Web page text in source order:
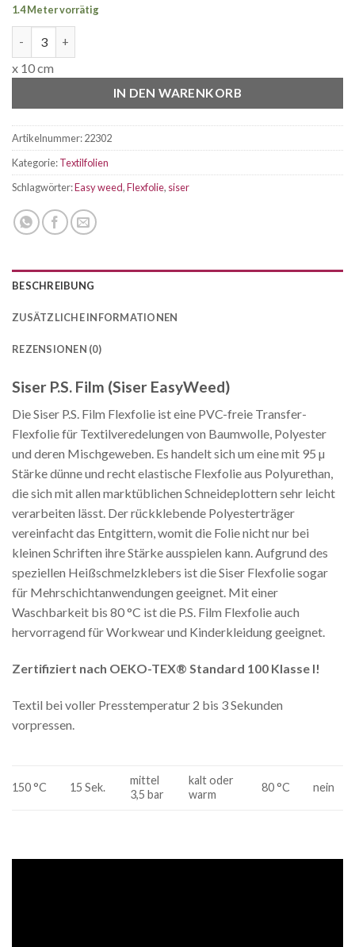
1.4 Meter vorrätig
x 10 cm
IN DEN WARENKORB
Artikelnummer:22302
Kategorie:Textilfolien
Schlagwörter:Easy weed,Flexfolie, siser
BESCHREIBUNG
ZUSÄTZLICHE INFORMATIONEN
REZENSIONEN (0)
Siser P.S. Film (Siser EasyWeed)
Die Siser P.S. Film Flexfolie ist eine PVC-freie Transfer-
Flexfolie für Textilveredelungen von Baumwolle, Polyester
und deren Mischgeweben. Es handelt sich um eine mit 95 µ
Stärke dünne und recht elastische Flexfolie aus Polyurethan,
die sich mit allen marktüblichen Schneideplottern sehr leicht
verarbeiten lässt. Der rückklebende Polyesterträger
vereinfacht das Entgittern, womit die Folie nicht nur bei
kleinen Schriften ihre Stärke ausspielen kann. Aufgrund des
speziellen Heißschmelzklebers ist die Siser Flexfolie sogar
für Mehrschichtanwendungen geeignet. Mit einer
Waschbarkeit bis 80 °C ist die P.S. Film Flexfolie auch
hervorragend für Workwear und Kinderkleidung geeignet.
Zertifiziert nach OEKO-TEX® Standard 100 Klasse I!
Textil bei voller Presstemperatur 2 bis 3 Sekunden
vorpressen.
150 °C 15 Sek.
mittel
3,5 bar
kalt oder
warm
80 °C nein